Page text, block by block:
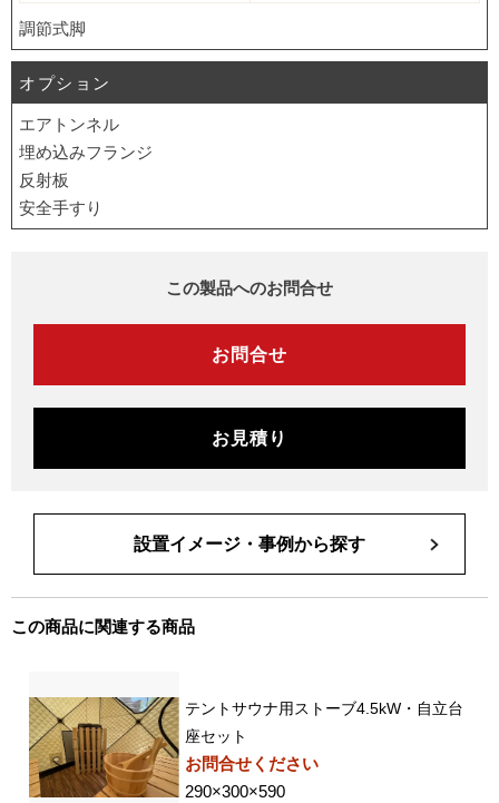
調節式脚
オプション
エアトンネル
埋め込みフランジ
反射板
安全手すり
この製品へのお問合せ
お問合せ
お見積り
設置イメージ・事例から探す
この商品に関連する商品
テントサウナ用ストーブ4.5kW・自立台
座セット
お問合せください
290×300×590